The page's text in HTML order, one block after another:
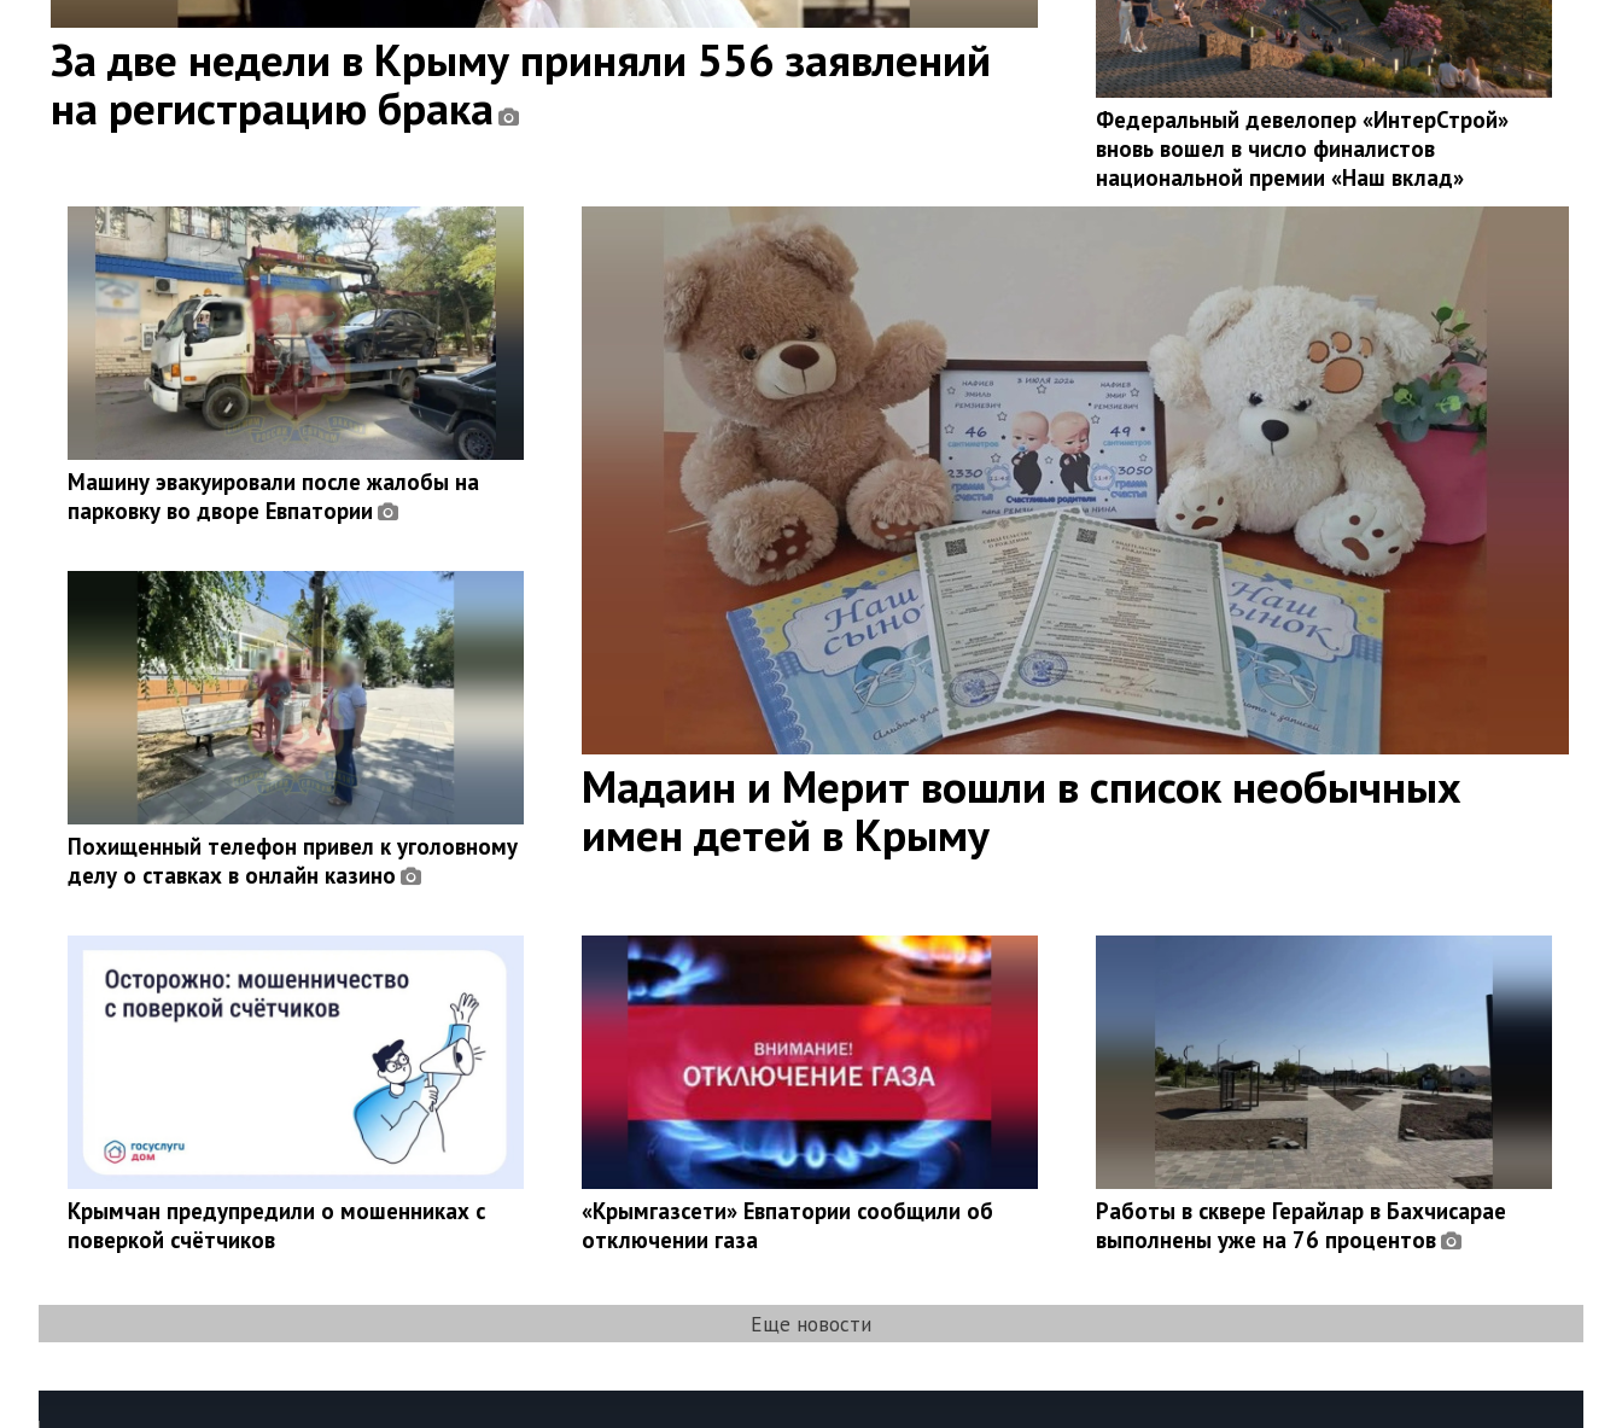
За две недели в Крыму приняли 556 заявлений
на регистрацию брака
Федеральный девелопер «ИнтерСтрой»
вновь вошел в число финалистов
национальной премии «Наш вклад»
Мадаин и Мерит вошли в список необычных
имен детей в Крыму
Машину эвакуировали после жалобы на
парковку во дворе Евпатории
Похищенный телефон привел к уголовному
делу о ставках в онлайн казино
Крымчан предупредили о мошенниках с
поверкой счётчиков
«Крымгазсети» Евпатории сообщили об
отключении газа
Работы в сквере Герайлар в Бахчисарае
выполнены уже на 76 процентов
Еще новости